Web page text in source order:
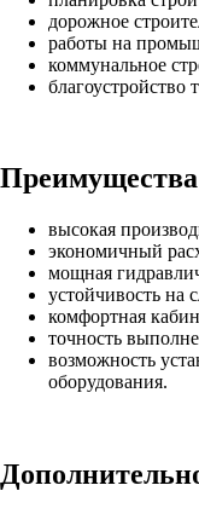
дорожное
работы на
коммунальное
благоустройство
высокая
экономичный
мощная
устойчивость на
комфортная
точность
возможность
оборудования.